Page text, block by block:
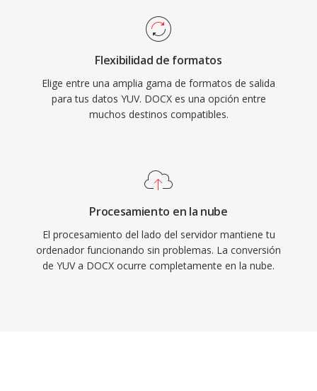
Flexibilidad de formatos
Elige entre una amplia gama de formatos de salida
para tus datos YUV. DOCX es una opción entre
muchos destinos compatibles.
Procesamiento en la nube
El procesamiento del lado del servidor mantiene tu
ordenador funcionando sin problemas. La conversión
de YUV a DOCX ocurre completamente en la nube.